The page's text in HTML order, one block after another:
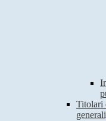
Titolari